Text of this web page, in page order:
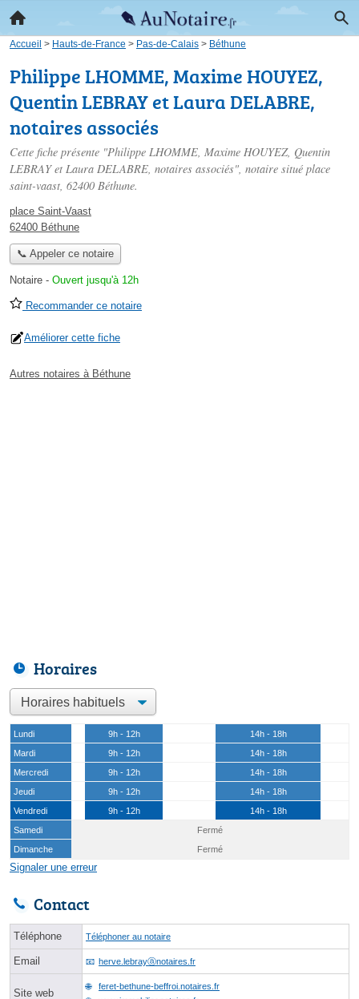
Accueil > Hauts-de-France > Pas-de-Calais > Béthune
Philippe LHOMME, Maxime HOUYEZ,
Quentin LEBRAY et Laura DELABRE,
notaires associés
Cette fiche présente "Philippe LHOMME, Maxime HOUYEZ, Quentin
LEBRAY et Laura DELABRE, notaires associés", notaire situé place
saint-vaast, 62400 Béthune.
place Saint-Vaast
62400 Béthune
📞 Appeler ce notaire
Notaire - Ouvert jusqu'à 12h
Recommander ce notaire
Améliorer cette fiche
Autres notaires à Béthune
Horaires
Lundi 9h - 12h
14h - 18h
Mardi
9h - 12h
14h - 18h
Mercredi
9h - 12h
14h - 18h
Jeudi
9h - 12h
14h - 18h
Vendredi
9h - 12h
14h - 18h
Samedi
Fermé
Dimanche
Fermé
Signaler une erreur
Contact
Téléphone Téléphoner au notaire
Email herve.lebrayⓐnotaires.fr
Site web
feret-bethune-beffroi.notaires.fr